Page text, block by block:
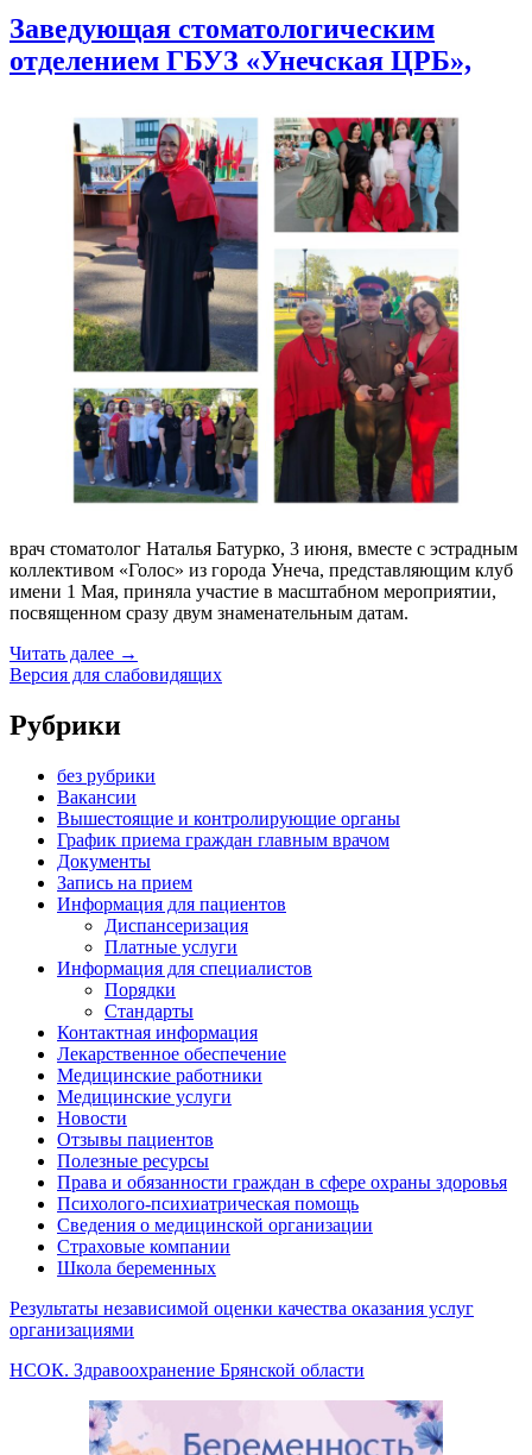
заболеваний
в
ЦРБ»,
в
честь
всемирного
дня
борьбы
с
аллергией
8
июля
2025
года.»
Заведующая стоматологическим
отделением ГБУЗ «Унечская ЦРБ»,
врач стоматолог Наталья Батурко, 3 июня, вместе с эстрадным
коллективом «Голос» из города Унеча, представляющим клуб
имени 1 Мая, приняла участие в масштабном мероприятии,
посвященном сразу двум знаменательным датам.
Читать далее «Заведующая
стоматологическим
«Унечская
→
Версия для слабовидящих
Рубрики
без рубрики
Вакансии
Вышестоящие и контролирующие органы
График приема граждан главным врачом
Документы
Запись на прием
Информация для пациентов
Диспансеризация
Платные услуги
Информация для специалистов
Порядки
Стандарты
Контактная информация
Лекарственное обеспечение
Медицинские работники
Медицинские услуги
Новости
Отзывы пациентов
Полезные ресурсы
Права и обязанности граждан в сфере охраны здоровья
Психолого-психиатрическая помощь
Сведения о медицинской организации
Страховые компании
Школа беременных
Результаты независимой оценки качества оказания услуг
организациями
НСОК. Здравоохранение Брянской области